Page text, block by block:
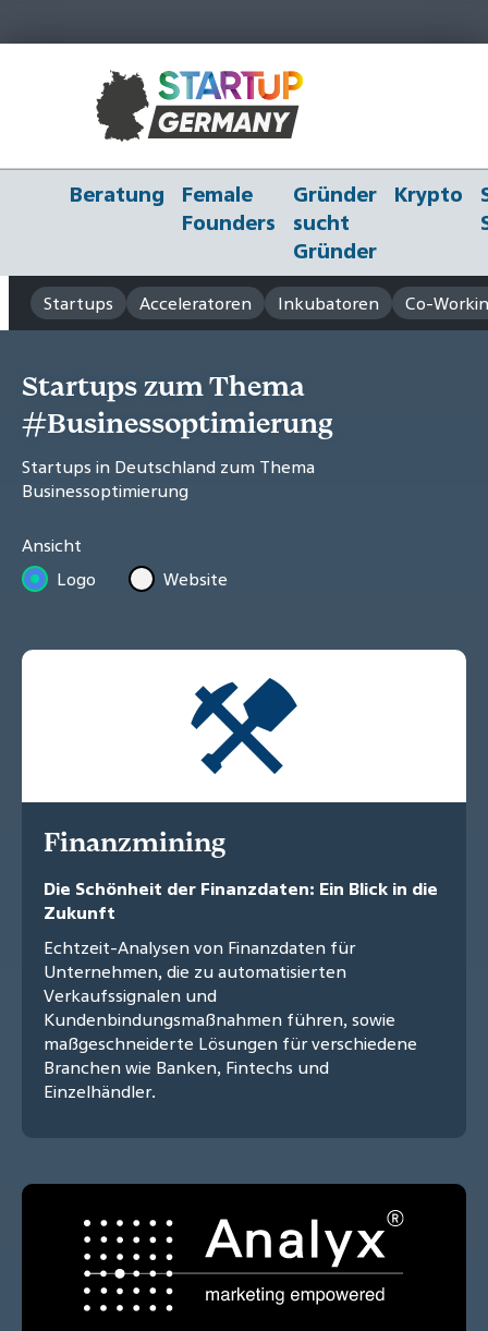
Beratung
Female
Founders
Gründer
sucht
Gründer
Krypto
Startups Acceleratoren Inkubatoren Co-
Startups zum Thema
#Businessoptimierung
Startups in Deutschland zum Thema
Businessoptimierung
Ansicht
Logo
Website
Finanzmining
Die Schönheit der Finanzdaten: Ein Blick in die
Zukunft
Echtzeit-Analysen von Finanzdaten für
Unternehmen, die zu automatisierten
Verkaufssignalen und
Kundenbindungsmaßnahmen führen, sowie
maßgeschneiderte Lösungen für verschiedene
Branchen wie Banken, Fintechs und
Einzelhändler.